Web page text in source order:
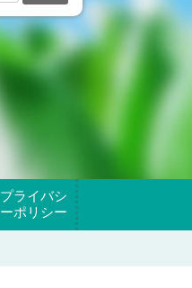
プライバシ
ーポリシー